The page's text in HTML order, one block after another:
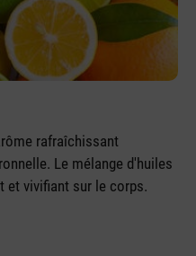
rafraîchissant
Le mélange d'huiles
et vivifiant sur le corps.